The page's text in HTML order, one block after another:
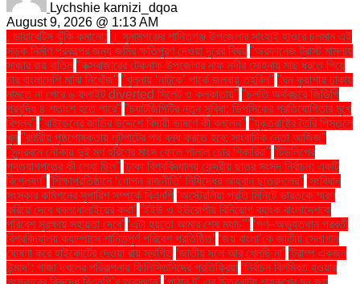
Lychshie karnizi_dqoa
August 9, 2026 @ 1:13 AM
. ডায়াবেটিস ঝুঁকি কমানো:
। সুনামগঞ্জের শান্তিগঞ্জ উপজেলার সাংহাই হাওরে চলমান এই
সড়ক নির্মাণ প্রকল্পের জন্য জমির ক্ষতিপূরণ দেওয়া দূরের বিষয় ''অরফানেজ ট্রাস্ট মামলায়
সাজার রায় বাতিল ''কক্সবাজারের টেকনাফ উপজেলার নাফ নদীর মোহনায় মাছ ধরতে গিয়ে
চার বাংলাদেশি মাঝি নিখোঁজ'' ''খুলনায় ‘নাটুকে’ পার্কে জলবায়ু তহবিল'' ''ঘন কুয়াশায় ঢাকায়
নামতে না পেরে ৬ ফ্লাইট diverted সিলেট ও কলকাতায়'' ''চলতি অর্থবছরে জিডিপি
প্রবৃদ্ধি ৪ শতাংশ হতে পারে'' ''চ্যাটজিপিটির নতুন সুবিধা: ডিপসিকের প্রতিযোগিতার মুখে
বিপ্লব'' ''বাইডেনের জাতির উদ্দেশে বিদায়ী ভাষণে কী বললেন'' ''যুক্তরাষ্ট্রে তৈরি পিস্তলে
খুন ''রাষ্ট্রীয় পৃষ্ঠপোষকতায় লুটপাটের পথ বন্ধ করতে হবে: সাংবাদিক নেতা আজিজ"
''সুন্দরবনে নৌকায় দুই মণ হরিণের মাংস ফেলে পালাল চোর শিকারিরা'' 'টিউলিপের
পদত্যাগপত্রে কী লেখা ছিল'' 'ঢাকা বিশ্ববিদ্যালয় কেন্দ্রীয় ছাত্র সংসদ নির্বাচন: একটি
বিশ্লেষণ'' 'শিক্ষাপ্রতিষ্ঠানে ‘গোপন রাজনীতি’ নিষিদ্ধের আহ্বান ছাত্রদলের'' 'সংবিধান
সংস্কার কমিশনের সুপারিশ সম্পর্কে বিএনপি ‘অস্ট্রেলিয়া প্রতি মিনিটে ভারতকে স্মরণ
করিয়ে দেবে ধবলধোলাইয়ের কথা’ ‘ইইউ ও ইউরোপীয় বিনিয়োগ ব্যাংক বাংলাদেশকে
পরিবেশ সুরক্ষায় সহায়তা দেবে’ ‘এটা হয়তো আমার শেষ ম্যাচ’" ‘গণ–অভ্যুত্থান পরবর্তী
বিশ্ববিদ্যালয় ক্যাম্পাসে শান্তিপূর্ণ পরিবেশ প্রতিষ্ঠিত’ ‘জয় বাংলা’কে জাতীয় স্লোগান
ঘোষণা করে হাইকোর্টের দেওয়া রায় স্থগিত ‘জাতীয় দলে আর খেলছি না’ ‘ট্রাম্প একজন
উন্মাদ’: গাজা দখলের পরিকল্পনায় ফিলিস্তিনিদের প্রতিক্রিয়া ‘নির্বাচন বিলম্বিত হওয়ার